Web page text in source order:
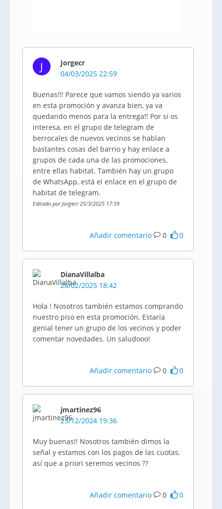
J
Jorgecr
04/03/2025 22:59
Buenas!!! Parece que vamos siendo ya varios
en esta promoción y avanza bien, ya va
quedando menos para la entrega!! Por si os
interesa, en el grupo de telegram de
berrocales de nuevos vecinos se hablan
bastantes cosas del barrio y hay enlace a
grupos de cada una de las promociones,
entre ellas habitat. También hay un grupo
de WhatsApp, está el enlace en el grupo de
habitat de telegram.
Editado por Jorgecr 25/3/2025 17:59
Añadir comentario 0 0
DianaVillalba
26/02/2025 18:42
Hola ! Nosotros también estamos comprando
nuestro piso en esta promoción. Estaría
genial tener un grupo de los vecinos y poder
comentar novedades. Un saludooo!
Añadir comentario 0 0
jmartinez96
23/12/2024 19:36
Muy buenas!! Nosotros también dimos la
señal y estamos con los pagos de las cuotas,
así que a priori seremos vecinos ??
Añadir comentario 0 0